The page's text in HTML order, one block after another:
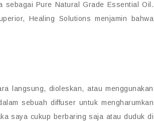
sebagai Pure Natural Grade Essential Oil.
Healing Solutions menjamin bahwa
langsung, dioleskan, atau menggunakan
sebuah diffuser untuk mengharumkan
saya cukup berbaring saja atau duduk di